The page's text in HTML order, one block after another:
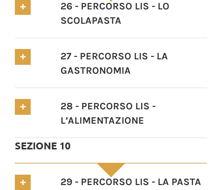
26 - PERCORSO LIS - LO
SCOLAPASTA
27 - PERCORSO LIS - LA
GASTRONOMIA
28 - PERCORSO LIS -
L’ALIMENTAZIONE
SEZIONE 10
29 - PERCORSO LIS - LA PASTA